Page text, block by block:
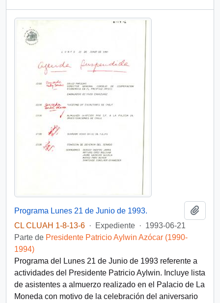
Programa Lunes 21 de Junio de 1993.
CL CLUAH 1-8-13-6 · Expediente · 1993-06-21
Parte de Presidente Patricio Aylwin Azócar (1990-
1994)
Programa del Lunes 21 de Junio de 1993 referente a
actividades del Presidente Patricio Aylwin. Incluye lista
de asistentes a almuerzo realizado en el Palacio de La
Moneda con motivo de la celebración del aniversario